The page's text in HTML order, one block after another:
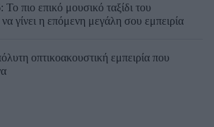
πιο επικό μουσικό ταξίδι του
γίνει η επόμενη μεγάλη σου εμπειρία
οπτικοακουστική εμπειρία που